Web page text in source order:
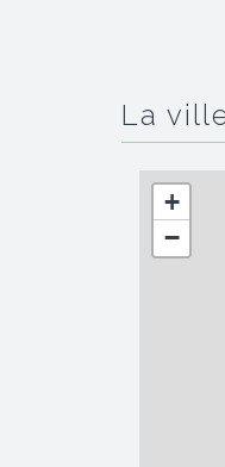
la
+
−